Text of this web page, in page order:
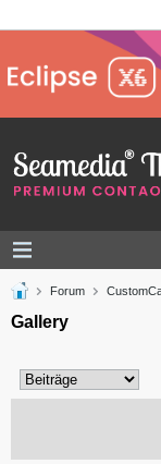
Forum
Gallery